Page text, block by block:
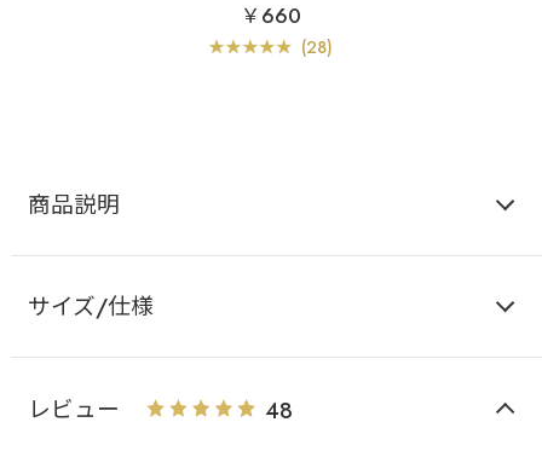
￥660
(28)
商品説明
サイズ/仕様
レビュー 48